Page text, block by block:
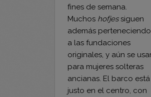
además perteneciendo
a las fundaciones
originales, y aún se usan
para mujeres solteras
ancianas. El barco está
justo en el centro, con
una vista de la iglesia
SanBavón y muy